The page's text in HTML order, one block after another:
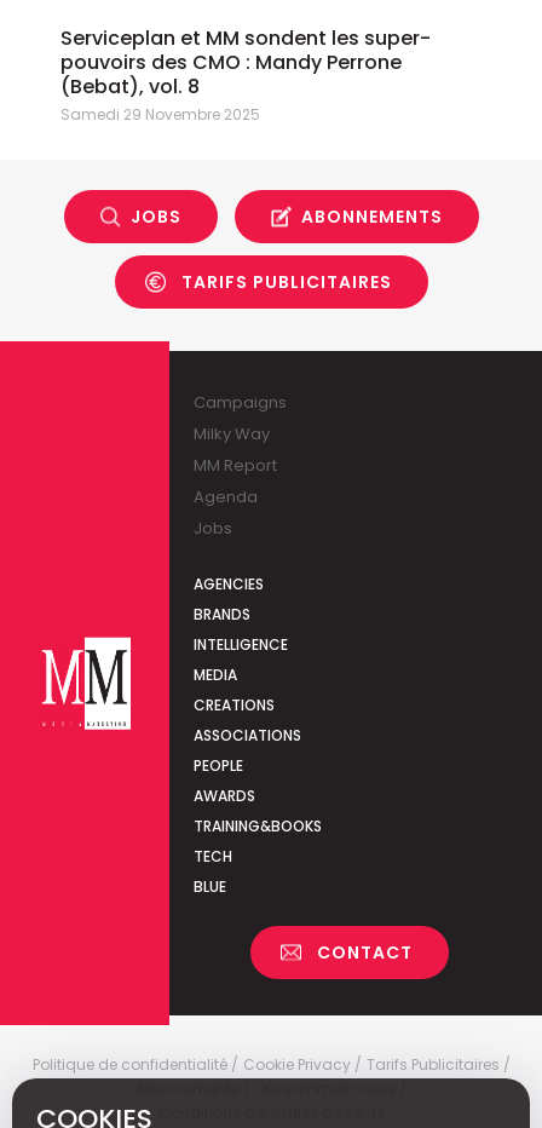
Serviceplan et MM sondent les super-
pouvoirs des CMO : Mandy Perrone
(Bebat), vol. 8
Samedi 29 Novembre 2025
JOBS ABONNEMENTS
TARIFS PUBLICITAIRES
Campaigns
Milky Way
MM Report
Agenda
Jobs
AGENCIES
BRANDS
INTELLIGENCE
MEDIA
CREATIONS
ASSOCIATIONS
PEOPLE
AWARDS
TRAINING&BOOKS
TECH
BLUE
CONTACT
Politique de confidentialité Cookie Privacy
Tarifs Publicitaires
COOKIES